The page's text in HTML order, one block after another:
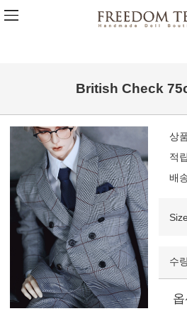
British Check
상
적
배
수